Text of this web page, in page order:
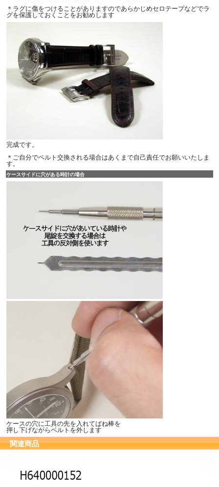
＊ラグに傷をつけることがありますのであらかじめセロテープなどでラ
グを保護しておくことをお勧めします
完成です。
＊ご自分でベルト交換される場合はあくまで自己責任でお願いいたしま
す。
ケースサイドに穴がある時計の場合
ケースの穴に工具の先を入れてばね棒を
押し下げながらベルトを外します
関連商品